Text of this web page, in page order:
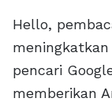
Hello,
pencari
memberikan